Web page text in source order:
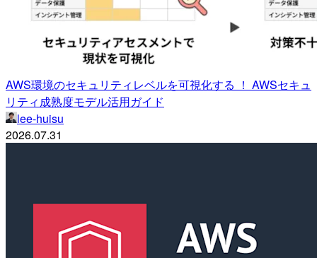
AWS環境のセキュリティレベルを可視化する ！ AWSセキュ
リティ成熟度モデル活用ガイド
lee-huisu
2026.07.31